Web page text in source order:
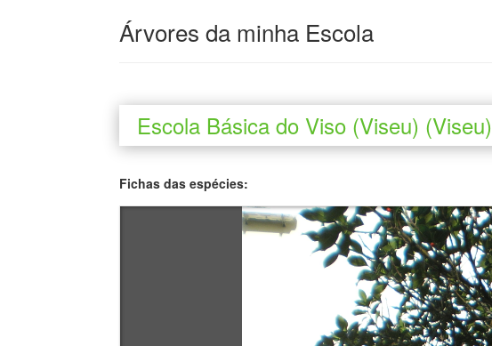
Árvores da minha Escola
Escola Básica do Viso (Viseu) (Viseu)
Fichas das espécies: